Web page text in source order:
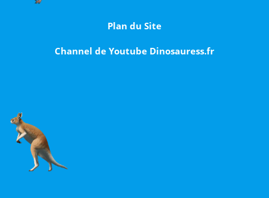
Plan du Site
Channel de Youtube Dinosauress.fr